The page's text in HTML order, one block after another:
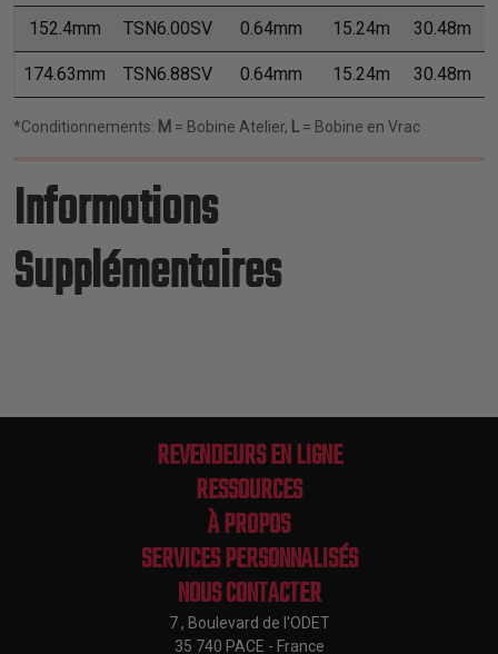
152.4mm TSN6.00SV 0.64mm 15.24m 30.48m
174.63mm TSN6.88SV 0.64mm 15.24m 30.48m
*Conditionnements: M = Bobine Atelier, L = Bobine en Vrac
Informations
Supplémentaires
REVENDEURS EN LIGNE
RESSOURCES
À PROPOS
SERVICES PERSONNALISÉS
NOUS CONTACTER
7 , Boulevard de l'ODET
35 740 PACE - France